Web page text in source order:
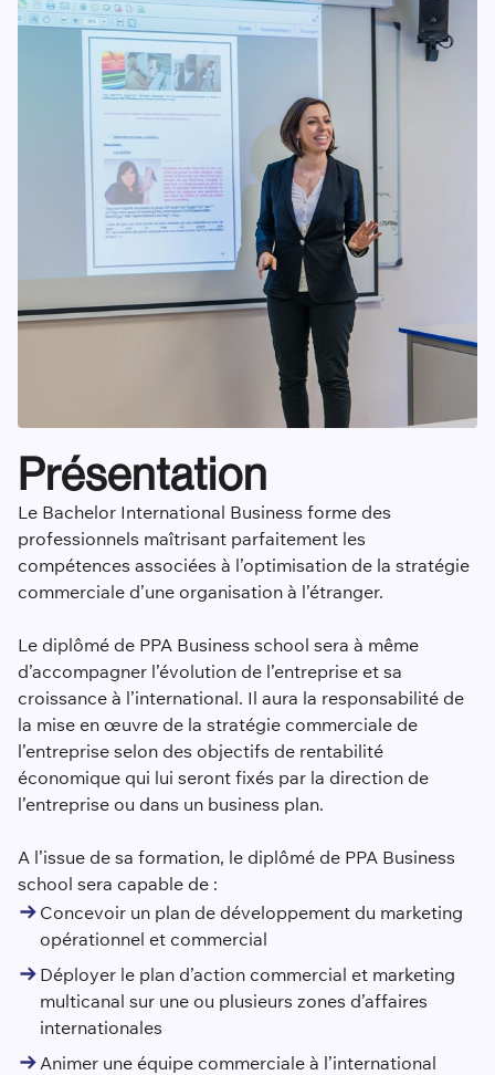
Présentation
Le Bachelor International Business forme des
professionnels maîtrisant parfaitement les
compétences associées à l’optimisation de la stratégie
commerciale d’une organisation à l’étranger.
Le diplômé de PPA Business school sera à même
d’accompagner l’évolution de l’entreprise et sa
croissance à l’international. Il aura la responsabilité de
la mise en œuvre de la stratégie commerciale de
l’entreprise selon des objectifs de rentabilité
économique qui lui seront fixés par la direction de
l’entreprise ou dans un business plan.
A l’issue de sa formation, le diplômé de PPA Business
school sera capable de :
Concevoir un plan de développement du marketing
opérationnel et commercial
Déployer le plan d’action commercial et marketing
multicanal sur une ou plusieurs zones d’affaires
internationales
Animer une équipe commerciale à l’international